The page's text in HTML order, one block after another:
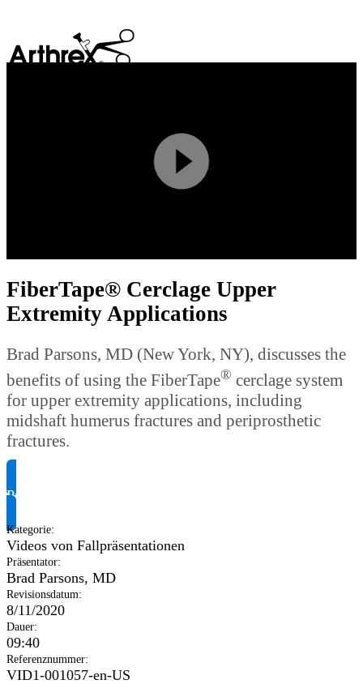
Play
Video
FiberTape® Cerclage Upper
Extremity Applications
Brad Parsons, MD (New York, NY), discusses the
benefits of using the FiberTape® cerclage system
for upper extremity applications, including
midshaft humerus fractures and periprosthetic
fractures.
Produktinformationen anfragen
Kategorie:
Videos von Fallpräsentationen
Präsentator:
Brad Parsons, MD
Revisionsdatum:
8/11/2020
Dauer:
09:40
Referenznummer:
VID1-001057-en-US